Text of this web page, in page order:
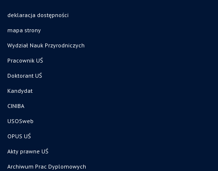
deklaracja dostępności
mapa strony
Wydział Nauk Przyrodniczych
Pracownik UŚ
Doktorant UŚ
Kandydat
CINIBA
USOSweb
OPUS UŚ
Akty prawne UŚ
Archiwum Prac Dyplomowych